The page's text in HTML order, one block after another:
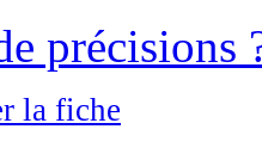
précisions
la fiche